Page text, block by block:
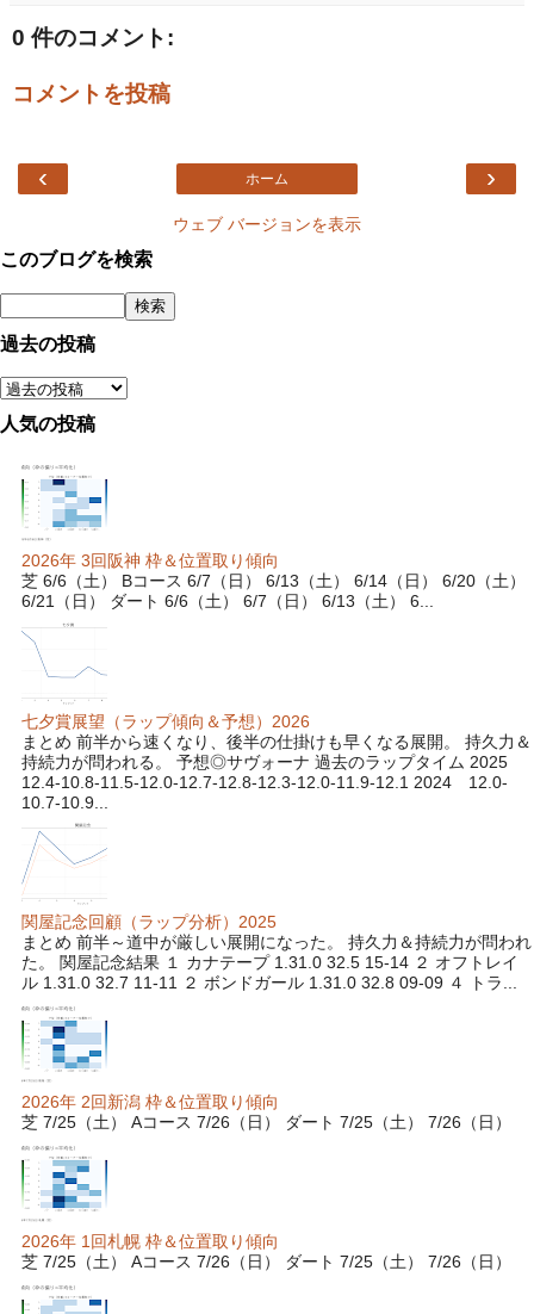
0 件のコメント:
コメントを投稿
‹ ›
ホーム
ウェブ バージョンを表示
このブログを検索
過去の投稿
人気の投稿
2026年 3回阪神 枠＆位置取り傾向
芝 6/6（土） Bコース 6/7（日） 6/13（土） 6/14（日） 6/20（土）
6/21（日） ダート 6/6（土） 6/7（日） 6/13（土） 6...
七夕賞展望（ラップ傾向＆予想）2026
まとめ 前半から速くなり、後半の仕掛けも早くなる展開。 持久力＆
持続力が問われる。 予想◎サヴォーナ 過去のラップタイム 2025
12.4-10.8-11.5-12.0-12.7-12.8-12.3-12.0-11.9-12.1 2024 12.0-
10.7-10.9...
関屋記念回顧（ラップ分析）2025
まとめ 前半～道中が厳しい展開になった。 持久力＆持続力が問われ
た。 関屋記念結果 １ カナテープ 1.31.0 32.5 15-14 ２ オフトレイ
ル 1.31.0 32.7 11-11 ２ ボンドガール 1.31.0 32.8 09-09 ４ トラ...
2026年 2回新潟 枠＆位置取り傾向
芝 7/25（土） Aコース 7/26（日） ダート 7/25（土） 7/26（日）
2026年 1回札幌 枠＆位置取り傾向
芝 7/25（土） Aコース 7/26（日） ダート 7/25（土） 7/26（日）